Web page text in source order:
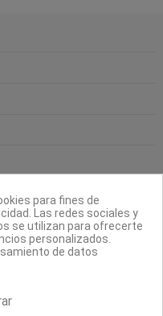
para fines de
Las redes sociales y
se utilizan para ofrecerte
personalizados.
de datos